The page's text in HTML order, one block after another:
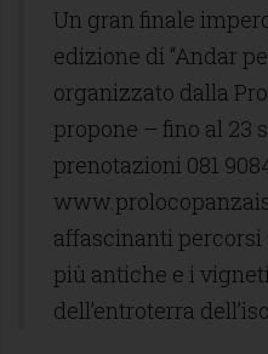
Un gran finale
edizione di “Andar
organizzato dalla
propone – fino al 23
prenotazioni 081
affascinanti
più antiche e i
dell’entroterra